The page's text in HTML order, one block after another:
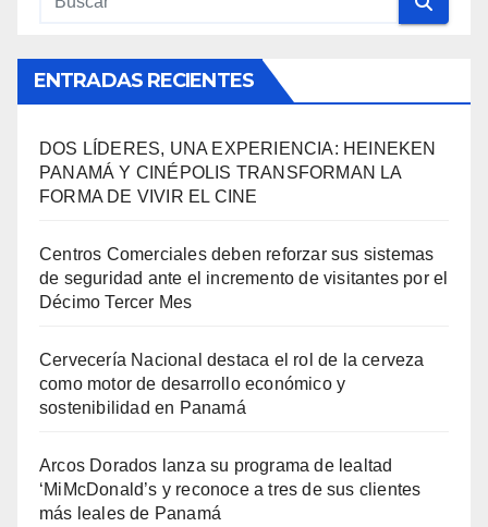
ENTRADAS RECIENTES
DOS LÍDERES, UNA EXPERIENCIA: HEINEKEN
PANAMÁ Y CINÉPOLIS TRANSFORMAN LA
FORMA DE VIVIR EL CINE
Centros Comerciales deben reforzar sus sistemas
de seguridad ante el incremento de visitantes por el
Décimo Tercer Mes
Cervecería Nacional destaca el rol de la cerveza
como motor de desarrollo económico y
sostenibilidad en Panamá
Arcos Dorados lanza su programa de lealtad
‘MiMcDonald’s y reconoce a tres de sus clientes
más leales de Panamá